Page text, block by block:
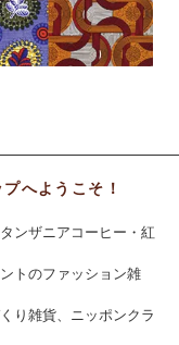
へようこそ！
ンザニアコーヒー・紅
トのファッション雑
り雑貨、ニッポンクラ